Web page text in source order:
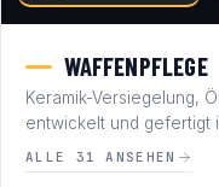
WAFFENPFLEGE
Keramik-Versiegelung,
entwickelt und gefertigt
ALLE 31 ANSEHEN